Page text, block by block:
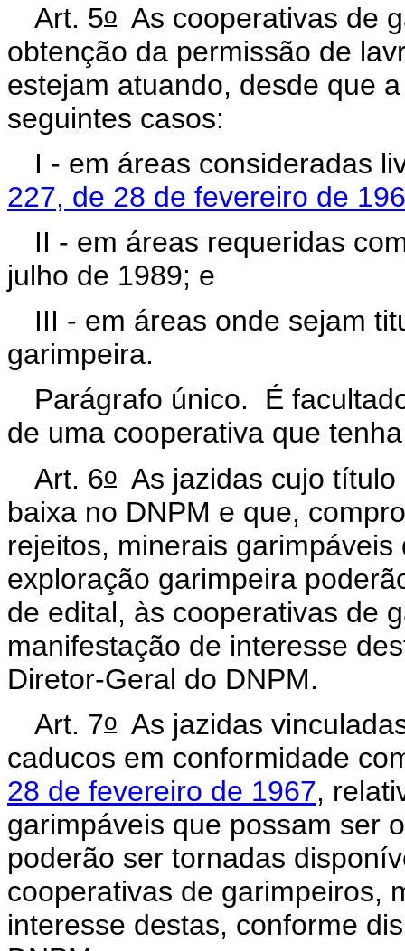
Art. 5o As cooperativas de
obtenção da permissão de
estejam atuando, desde que
seguintes casos:
I - em áreas consideradas
227, de 28 de fevereiro de
II - em áreas requeridas
julho de 1989; e
III - em áreas onde sejam
garimpeira.
Parágrafo único. É
de uma cooperativa que
Art. 6o As jazidas cujo
baixa no DNPM e que,
rejeitos, minerais
exploração garimpeira
de edital, às cooperativas de
manifestação de interesse
Diretor-Geral do DNPM.
Art. 7o As jazidas
caducos em conformidade
28 de fevereiro de 1967,
garimpáveis que possam ser
poderão ser tornadas
cooperativas de garimpeiros,
interesse destas, conforme